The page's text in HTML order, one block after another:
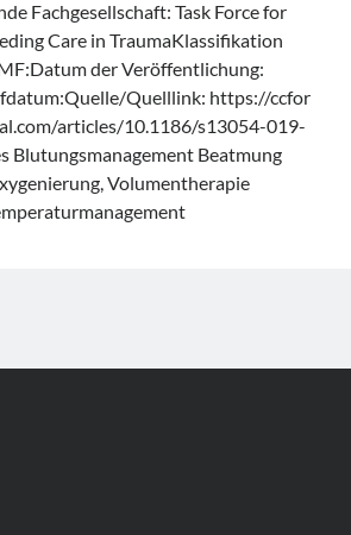
Fachgesellschaft: Task Force for
Care in TraumaKlassifikation
der Veröffentlichung:
Quelllink: https://ccfor
articles/10.1186/s13054-019-
Blutungsmanagement Beatmung
Volumentherapie